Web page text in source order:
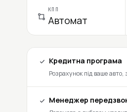
КПП
Автомат
Кредитна програма
Розрахунок під ваше
Менеджер